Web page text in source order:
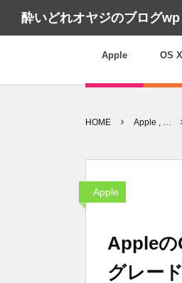
酔いどれオヤジのブログwp
Apple OS
HOME Apple , …
Apple
Appleの
グレー